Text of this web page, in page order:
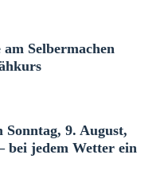
Selbermachen
9. August,
bei jedem Wetter ein